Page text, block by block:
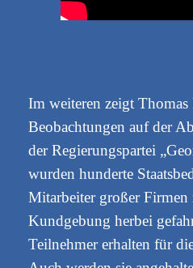
Im weiteren zeigt Thomas
Beobachtungen auf der
der Regierungspartei
wurden hunderte
Mitarbeiter großer Firmen
Kundgebung herbei
Teilnehmer erhalten für